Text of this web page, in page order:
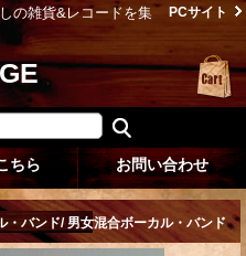
の雑貨&レコードを集
PCサイト
ちら お問い合わせ
・バンド/ 男女混合ボーカル・バンド